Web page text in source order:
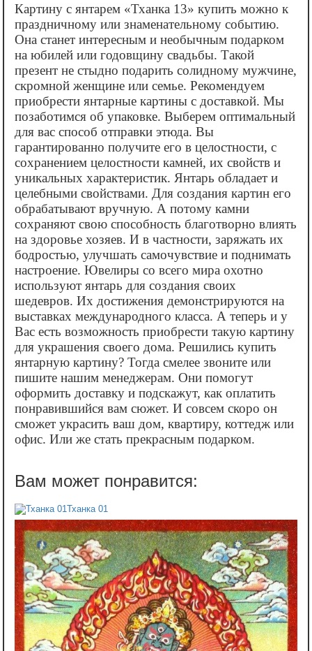
Картину с янтарем «‎Тханка 13» купить можно к
праздничному или знаменательному событию.
Она станет интересным и необычным подарком
на юбилей или годовщину свадьбы. Такой
презент не стыдно подарить солидному мужчине,
скромной женщине или семье. Рекомендуем
приобрести янтарные картины с доставкой. Мы
позаботимся об упаковке. Выберем оптимальный
для вас способ отправки этюда. Вы
гарантированно получите его в целостности, с
сохранением целостности камней, их свойств и
уникальных характеристик. Янтарь обладает и
целебными свойствами. Для создания картин его
обрабатывают вручную. А потому камни
сохраняют свою способность благотворно влиять
на здоровье хозяев. И в частности, заряжать их
бодростью, улучшать самочувствие и поднимать
настроение. Ювелиры со всего мира охотно
используют янтарь для создания своих
шедевров. Их достижения демонстрируются на
выставках международного класса. А теперь и у
Вас есть возможность приобрести такую картину
для украшения своего дома. Решились купить
янтарную картину? Тогда смелее звоните или
пишите нашим менеджерам. Они помогут
оформить доставку и подскажут, как оплатить
понравившийся вам сюжет. И совсем скоро он
сможет украсить ваш дом, квартиру, коттедж или
офис. Или же стать прекрасным подарком.
Тханка 01